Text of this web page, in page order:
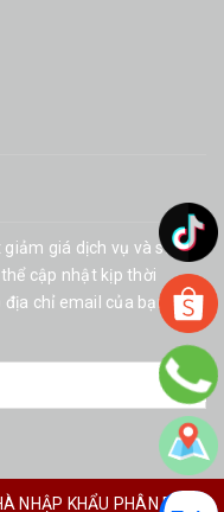
giá dịch vụ và sản
cập nhật kịp thời
chỉ email của bạn vào
KHẨU PHÂN PHỐI